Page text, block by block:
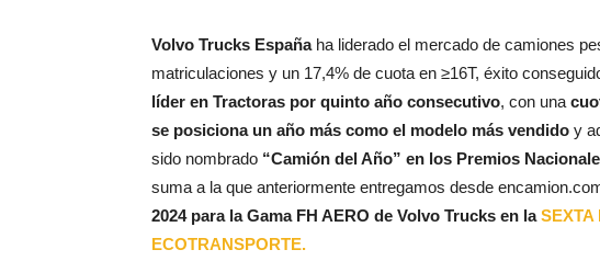
Volvo Trucks Españaha liderado el mercado de camiones
matriculaciones y un 17,4% de cuota en ≥16T, éxito
líder en Tractoras por quinto año consecutivo, con una
se posiciona un año más como el modelo más vendido y
sido nombrado “Camión del Año” en los Premios
suma a la que anteriormente entregamos desde
2024 para la Gama FH AERO de Volvo Trucks en laSEXTA
ECOTRANSPORTE.